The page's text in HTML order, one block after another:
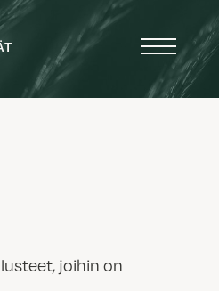
joihin on